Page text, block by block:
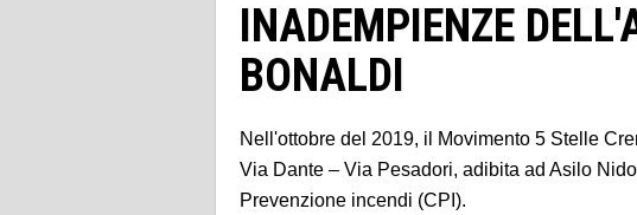
INADEMPIENZE
BONALDI
Nell'ottobre del 2019, il Movimento 5 Stelle
Via Dante – Via Pesadori, adibita ad Asilo
Prevenzione incendi (CPI).